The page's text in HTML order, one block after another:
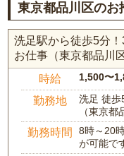
東京都品川区のお
洗足駅から徒歩5分
お仕事（東京都品川区
時給 1,500〜
勤務地
洗足 徒歩
（東京都
勤務時間
8時～20
が可能で